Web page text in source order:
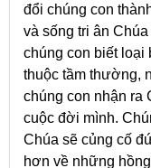
đổi chúng con
và sống tri ân
chúng con biết loại
thuộc tầm thường,
chúng con nhận ra
cuộc đời mình.
Chúa sẽ củng cố
hơn về những